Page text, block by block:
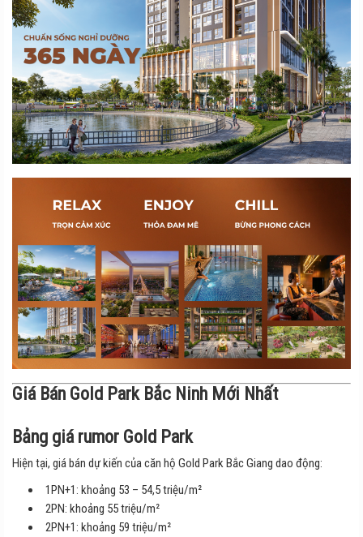
Giá Bán Gold Park Bắc Ninh Mới Nhất
Bảng giá rumor Gold Park
Hiện tại, giá bán dự kiến của căn hộ Gold Park Bắc Giang dao động:
1PN+1: khoảng 53 – 54,5 triệu/m²
2PN: khoảng 55 triệu/m²
2PN+1: khoảng 59 triệu/m²